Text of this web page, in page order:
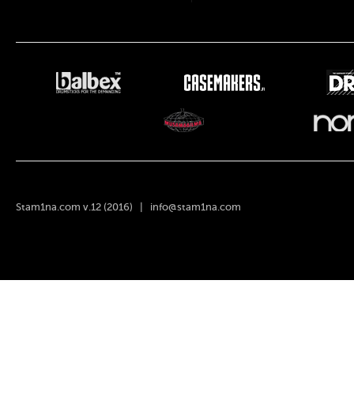
Stam1na.com v.12 (2016) | info@stam1na.com